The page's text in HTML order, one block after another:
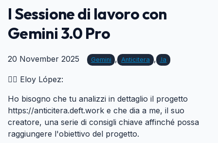
I Sessione di lavoro con
Gemini 3.0 Pro
20 November 2025 Gemini , Anticitera , .ia
🙍‍♂️ Eloy López:
Ho bisogno che tu analizzi in dettaglio il progetto
https://anticitera.deft.work e che dia a me, il suo
creatore, una serie di consigli chiave affinché possa
raggiungere l'obiettivo del progetto.